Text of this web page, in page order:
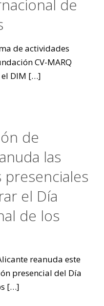
de
de actividades
CV-MARQ
DIM […]
de
las
presenciales
el Día
de los
reanuda este
presencial del Día
[…]